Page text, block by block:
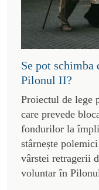
Se pot
Pilonul II?
Proiectul de lege
care prevede
fondurilor la
stârnește
vârstei retragerii
voluntar în